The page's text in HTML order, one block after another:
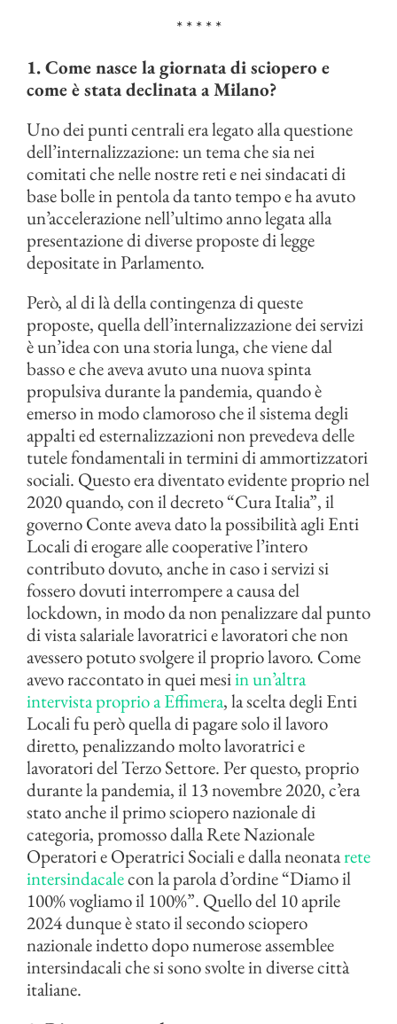
* * * * *
1. Come nasce la giornata di sciopero e
come è stata declinata a Milano?
Uno dei punti centrali era legato alla questione
dell’internalizzazione: un tema che sia nei
comitati che nelle nostre reti e nei sindacati di
base bolle in pentola da tanto tempo e ha avuto
un’accelerazione nell’ultimo anno legata alla
presentazione di diverse proposte di legge
depositate in Parlamento.
Però, al di là della contingenza di queste
proposte, quella dell’internalizzazione dei servizi
è un’idea con una storia lunga, che viene dal
basso e che aveva avuto una nuova spinta
propulsiva durante la pandemia, quando è
emerso in modo clamoroso che il sistema degli
appalti ed esternalizzazioni non prevedeva delle
tutele fondamentali in termini di ammortizzatori
sociali. Questo era diventato evidente proprio nel
2020 quando, con il decreto “Cura Italia”, il
governo Conte aveva dato la possibilità agli Enti
Locali di erogare alle cooperative l’intero
contributo dovuto, anche in caso i servizi si
fossero dovuti interrompere a causa del
lockdown, in modo da non penalizzare dal punto
di vista salariale lavoratrici e lavoratori che non
avessero potuto svolgere il proprio lavoro. Come
avevo raccontato in quei mesiin un’altra
intervista proprio a Effimera, la scelta degli Enti
Locali fu però quella di pagare solo il lavoro
diretto, penalizzando molto lavoratrici e
lavoratori del Terzo Settore. Per questo, proprio
durante la pandemia, il 13 novembre 2020, c’era
stato anche il primo sciopero nazionale di
categoria, promosso dalla Rete Nazionale
Operatori e Operatrici Sociali e dalla neonatarete
intersindacalecon la parola d’ordine “Diamo il
100% vogliamo il 100%”. Quello del 10 aprile
2024 dunque è stato il secondo sciopero
nazionale indetto dopo numerose assemblee
intersindacali che si sono svolte in diverse città
italiane.